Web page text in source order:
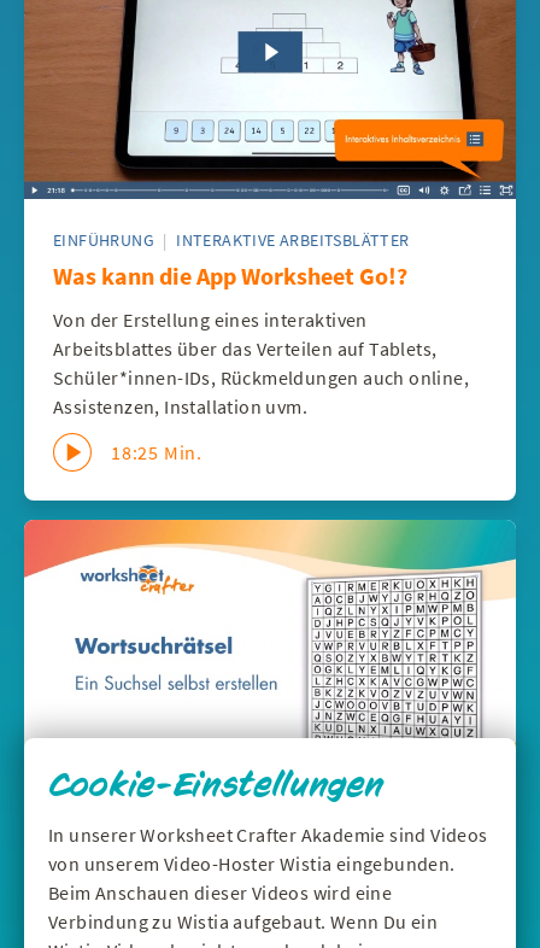
Cookie-Einstellungen
In unserer Worksheet Crafter Akademie sind Videos
von unserem Video-Hoster Wistia eingebunden.
Beim Anschauen dieser Videos wird eine
Verbindung zu Wistia aufgebaut. Wenn Du ein
EINFÜHRUNG | INTERAKTIVE ARBEITSBLÄTTER
Was kann die App Worksheet Go!?
Von der Erstellung eines interaktiven
Arbeitsblattes über das Verteilen auf Tablets,
Schüler*innen-IDs, Rückmeldungen auch online,
Assistenzen, Installation uvm.
18:25 Min.
DEUTSCH | WERKZEUGE
Wortsuchrätsel selbst erstellen - Suchsel
im Worksheet Crafter